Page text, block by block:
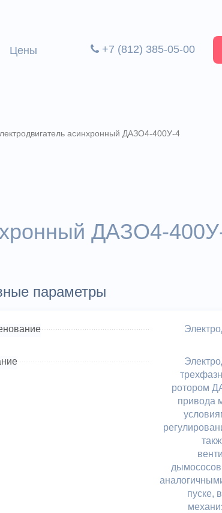
Цены +7 (812) 385-05-00
асинхронный ДАЗО4-400У-4
ДАЗО4-
параметры
ротором
привода
пуске,